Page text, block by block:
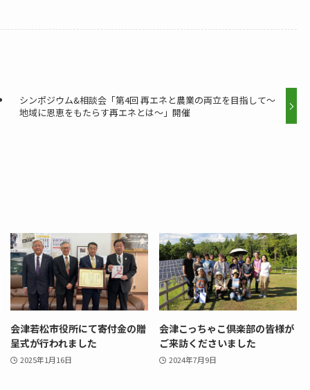
シンポジウム&相談会「第4回 再エネと農業の両立を目指して～
地域に恩恵をもたらす再エネとは～」開催
会津若松市役所にて寄付金の贈
呈式が行われました
2025年1月16日
会津こっちゃこ倶楽部の皆様が
ご来訪くださいました
2024年7月9日